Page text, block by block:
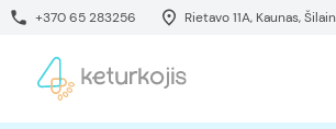
+370 65 283256 Rietavo 11A, Kaunas,